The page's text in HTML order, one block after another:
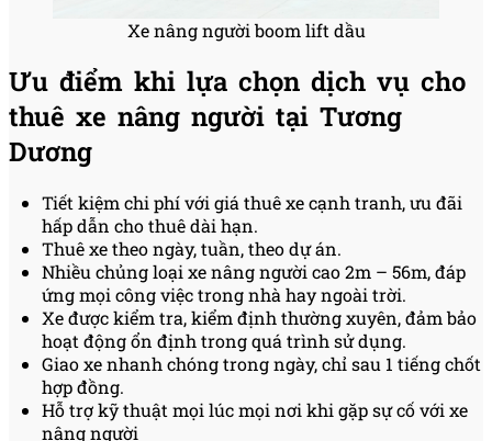
Xe nâng người boom lift dầu
Ưu điểm khi lựa chọn dịch vụ cho
thuê xe nâng người tại Tương
Dương
Tiết kiệm chi phí với giá thuê xe cạnh tranh, ưu đãi
hấp dẫn cho thuê dài hạn.
Thuê xe theo ngày, tuần, theo dự án.
Nhiều chủng loại xe nâng người cao 2m – 56m, đáp
ứng mọi công việc trong nhà hay ngoài trời.
Xe được kiểm tra, kiểm định thường xuyên, đảm bảo
hoạt động ổn định trong quá trình sử dụng.
Giao xe nhanh chóng trong ngày, chỉ sau 1 tiếng chốt
hợp đồng.
Hỗ trợ kỹ thuật mọi lúc mọi nơi khi gặp sự cố với xe
nâng người